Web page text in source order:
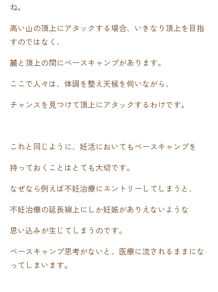
ね。
高い山の頂上にアタックする場合、いきなり頂上を目指
すのではなく、
麓と頂上の間にベースキャンプがあります。
ここで人々は、体調を整え天候を伺いながら、
チャンスを見つけて頂上にアタックするわけです。
これと同じように、妊活においてもベースキャンプを
持っておくことはとても大切です。
なぜなら例えば不妊治療にエントリーしてしまうと、
不妊治療の延長線上にしか妊娠がありえないような
思い込みが生じてしまうのです。
ベースキャンプ思考がないと、医療に流されるままにな
ってしまいます。